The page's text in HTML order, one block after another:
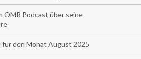
OMR Podcast über seine
den Monat August 2025